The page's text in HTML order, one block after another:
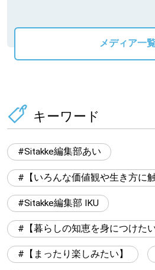
メディア一
キーワード
Sitakke編集部あい
【いろんな価値観や生き方に
Sitakke編集部 IKU
【暮らしの知恵を身につけたい
【まったり楽しみたい】